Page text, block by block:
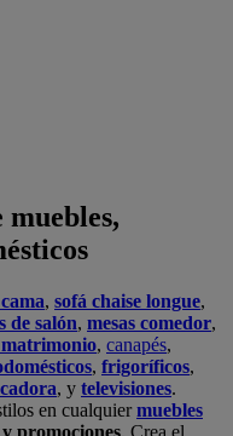
, sofá chaise longue,
de salón, mesas comedor,
, canapés,
, frigoríficos,
, y televisiones.
en cualquiermuebles
promociones. Crea el